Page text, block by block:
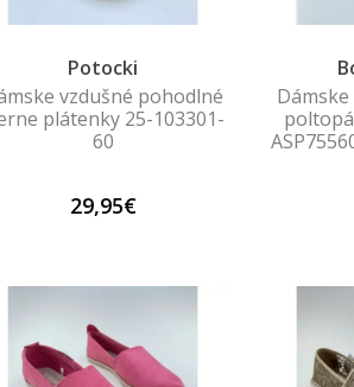
Potocki
vzdušné pohodlné
plátenky 25-103301-
60
29,95€